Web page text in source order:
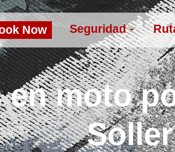
Now Seguridad
en moto
Soller